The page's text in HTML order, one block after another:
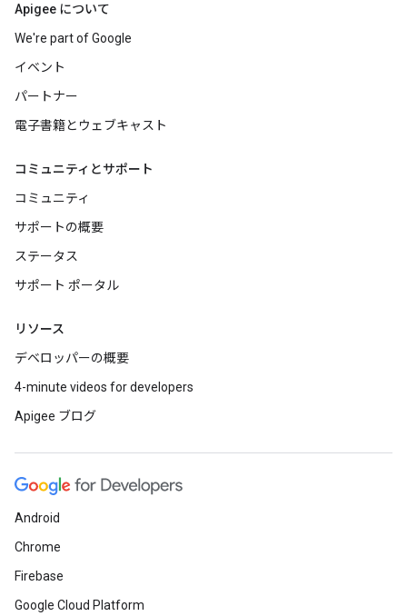
Apigee について
We're part of Google
イベント
パートナー
電子書籍とウェブキャスト
コミュニティとサポート
コミュニティ
サポートの概要
ステータス
サポート ポータル
リソース
デベロッパーの概要
4-minute videos for developers
Apigee ブログ
Android
Chrome
Firebase
Google Cloud Platform